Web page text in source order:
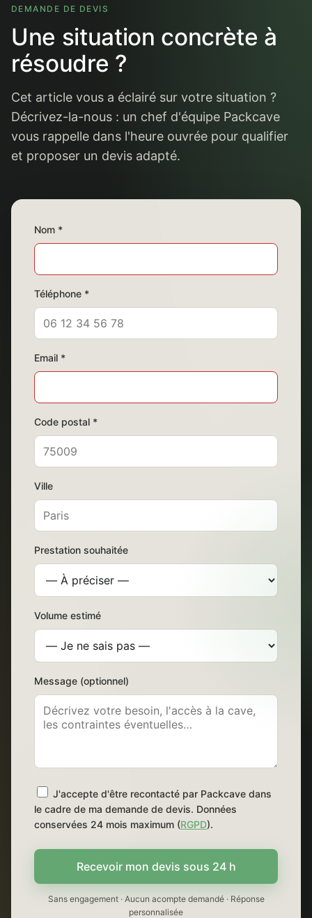
DEMANDE DE DEVIS
Une situation concrète à
résoudre ?
Cet article vous a éclairé sur votre situation ?
Décrivez-la-nous : un chef d'équipe Packcave
vous rappelle dans l'heure ouvrée pour qualifier
et proposer un devis adapté.
Nom *
Téléphone *
Email *
Code postal *
Ville
Prestation souhaitée
Volume estimé
Message (optionnel)
J'accepte d'être recontacté par Packcave dans
le cadre de ma demande de devis. Données
conservées 24 mois maximum (RGPD).
Recevoir mon devis sous 24 h
Sans engagement · Aucun acompte demandé · Réponse
personnalisée